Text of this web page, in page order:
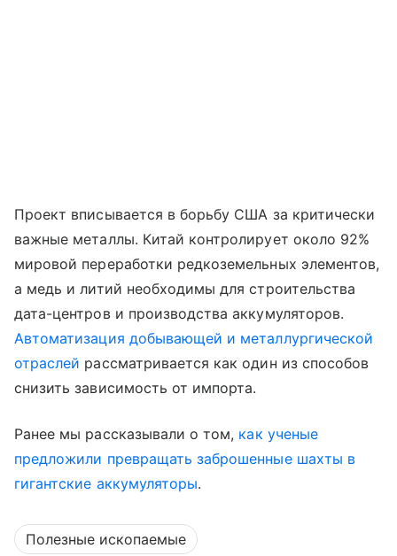
Проект вписывается в борьбу США за критически
важные металлы. Китай контролирует около 92%
мировой переработки редкоземельных элементов,
а медь и литий необходимы для строительства
дата-центров и производства аккумуляторов.
Автоматизация добывающей и металлургической
отраслей рассматривается как один из способов
снизить зависимость от импорта.
Ранее мы рассказывали о том, как ученые
предложили превращать заброшенные шахты в
гигантские аккумуляторы.
Полезные ископаемые